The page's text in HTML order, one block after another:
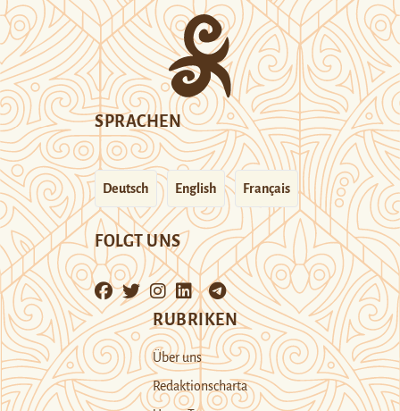
SPRACHEN
Deutsch English Français
FOLGT UNS
RUBRIKEN
Über uns
Redaktionscharta